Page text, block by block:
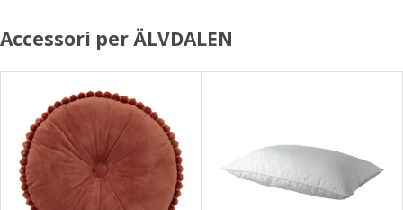
Accessori per ÄLVDALEN